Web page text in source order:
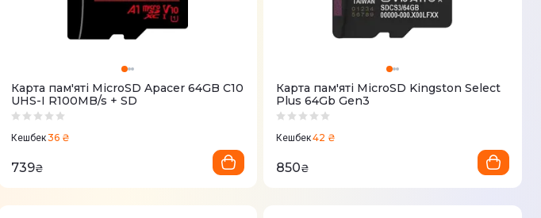
Карта пам'яті MicroSD Apacer 64GB C10
UHS-I R100MB/s + SD
Кешбек36 ₴
739₴
Карта пам'ятi MicroSD Kingston Select
Plus 64Gb Gen3
Кешбек42 ₴
850₴